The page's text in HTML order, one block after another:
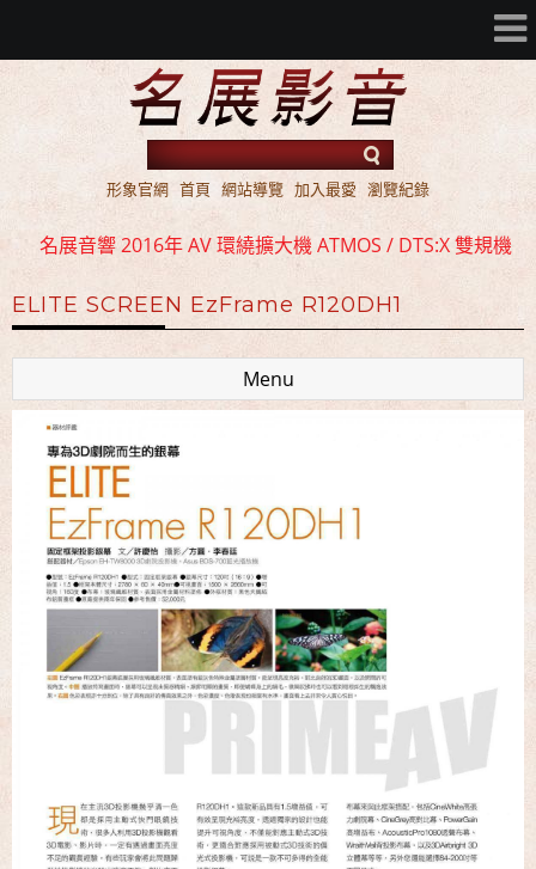
形象官網 首頁 網站導覽 加入最愛 瀏覽紀錄
名展音響 2016年 AV 環繞擴大機 ATMOS / DTS:X 雙規機
種 全面上市
名展音響 歐洲第一品牌 FIBARO 環控系統 現場展示 熱售
中!!!
名展音響 最新Dolby ATMOS 7.2.4 全景聲11聲道現場展示
名展音響 2016年 AV 環繞擴大機 ATMOS / DTS:X 雙規機
名展音響 歐洲第一品牌 FIBARO 環控系統 現場展示 熱售
名展音響 最新Dolby ATMOS 7.2.4 全景聲11聲道現場展示
ELITE SCREEN EzFrame R120DH1
Menu